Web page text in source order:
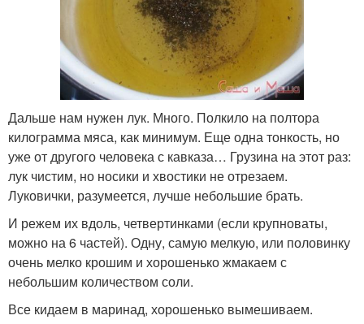
Дальше нам нужен лук. Много. Полкило на полтора
килограмма мяса, как минимум. Еще одна тонкость, но
уже от другого человека с кавказа… Грузина на этот раз:
лук чистим, но носики и хвостики не отрезаем.
Луковички, разумеется, лучше небольшие брать.
И режем их вдоль, четвертинками (если крупноваты,
можно на 6 частей). Одну, самую мелкую, или половинку
очень мелко крошим и хорошенько жмакаем с
небольшим количеством соли.
Все кидаем в маринад, хорошенько вымешиваем.